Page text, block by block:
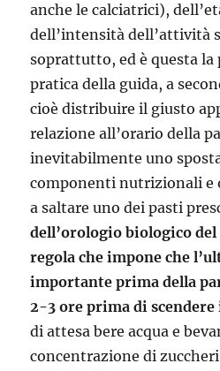
anche le calciatrici),
dell’intensità dell’attività
soprattutto, ed è questa la
pratica della guida, a
cioè distribuire il giusto
relazione all’orario della
inevitabilmente uno
componenti nutrizionali e
a saltare uno dei pasti
dell’orologio biologico del
regola che impone che
importante prima della
2-3 ore prima di scendere
di attesa bere acqua e
concentrazione di